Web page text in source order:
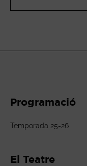
Programació
Temporada 25-26
El Teatre